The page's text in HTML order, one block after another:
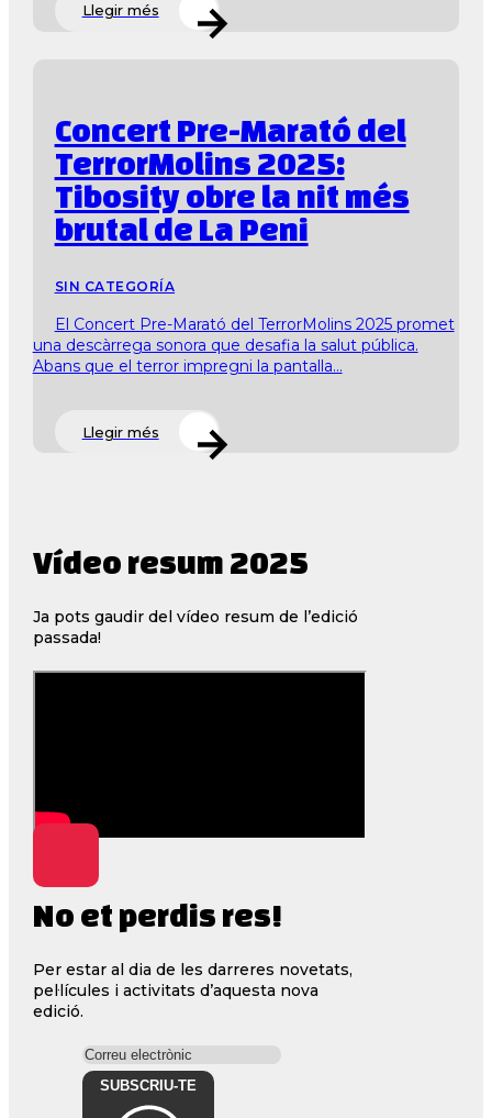
Llegir més
Concert Pre-Marató del
TerrorMolins 2025:
Tibosity obre la nit més
brutal de La Peni
SIN CATEGORÍA
El Concert Pre-Marató del TerrorMolins 2025 promet
una descàrrega sonora que desafia la salut pública.
Abans que el terror impregni la pantalla...
Llegir més
Vídeo resum 2025
Ja pots gaudir del vídeo resum de l’edició
passada!
No et perdis res!
Per estar al dia de les darreres novetats,
pel·lícules i activitats d’aquesta nova
edició.
SUBSCRIU-TE